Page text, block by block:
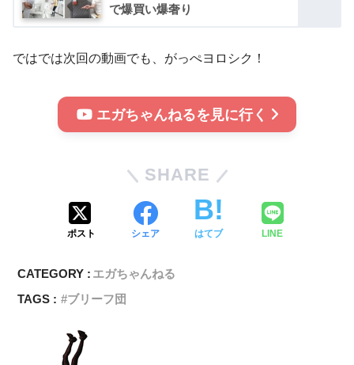
で爆買い爆奢り
ではでは次回の動画でも、がっぺヨロシク！
エガちゃんねるを見に行く
SHARE
ポスト シェア はてブ LINE
CATEGORY : エガちゃんねる
TAGS :
ブリーフ団